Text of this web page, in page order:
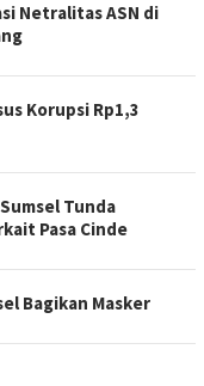
Netralitas ASN di
Korupsi Rp1,3
Tunda
Pasa Cinde
Bagikan Masker